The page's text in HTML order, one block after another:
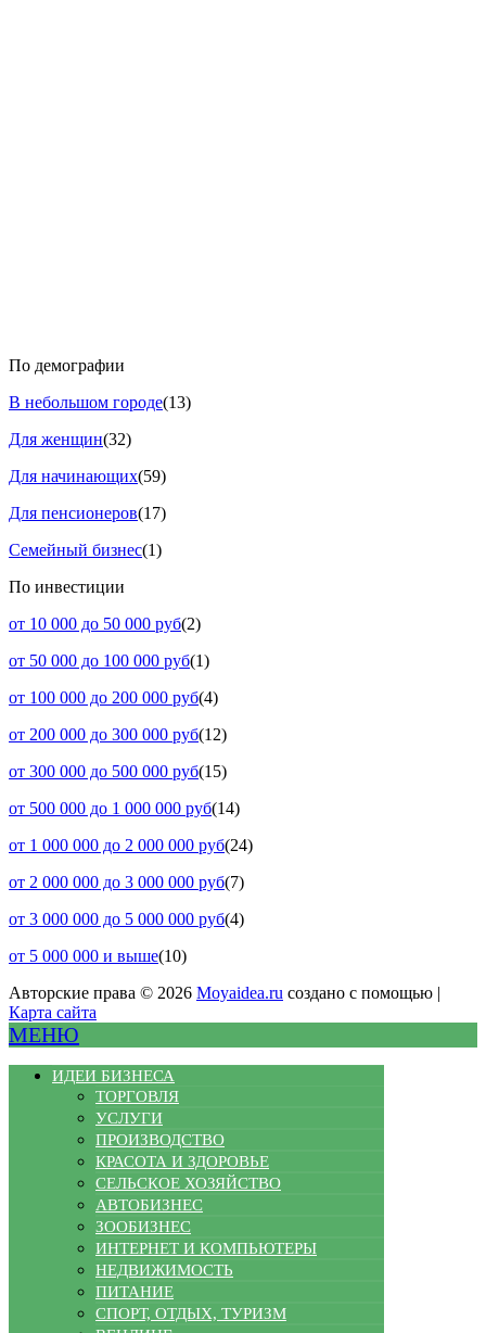
По демографии
В небольшом городе(13)
Для женщин(32)
Для начинающих(59)
Для пенсионеров(17)
Семейный бизнес(1)
По инвестиции
от 10 000 до 50 000 руб(2)
от 50 000 до 100 000 руб(1)
от 100 000 до 200 000 руб(4)
от 200 000 до 300 000 руб(12)
от 300 000 до 500 000 руб(15)
от 500 000 до 1 000 000 руб(14)
от 1 000 000 до 2 000 000 руб(24)
от 2 000 000 до 3 000 000 руб(7)
от 3 000 000 до 5 000 000 руб(4)
от 5 000 000 и выше(10)
Авторские права © 2026 Moyaidea.ru создано с помощью |
Карта сайта
МЕНЮ
ИДЕИ БИЗНЕСА
ТОРГОВЛЯ
УСЛУГИ
ПРОИЗВОДСТВО
КРАСОТА И ЗДОРОВЬЕ
СЕЛЬСКОЕ ХОЗЯЙСТВО
АВТОБИЗНЕС
ЗООБИЗНЕС
ИНТЕРНЕТ И КОМПЬЮТЕРЫ
НЕДВИЖИМОСТЬ
ПИТАНИЕ
СПОРТ, ОТДЫХ, ТУРИЗМ